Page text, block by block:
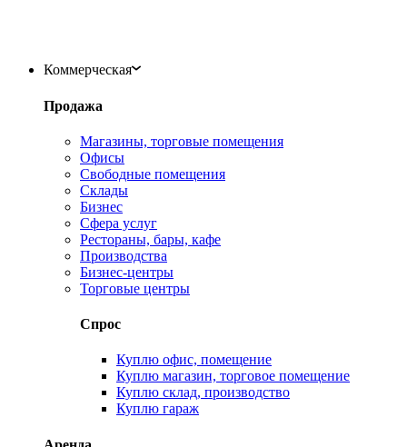
Коммерческая
Продажа
Магазины, торговые помещения
Офисы
Свободные помещения
Склады
Бизнес
Сфера услуг
Рестораны, бары, кафе
Производства
Бизнес-центры
Торговые центры
Спрос
Куплю офис, помещение
Куплю магазин, торговое помещение
Куплю склад, производство
Куплю гараж